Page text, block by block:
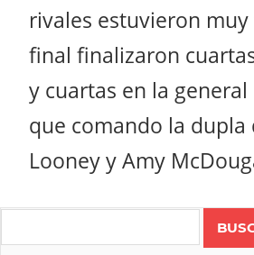
rivales estuvieron
final finalizaron
y cuartas en la
que comando la dupla
Looney y Amy